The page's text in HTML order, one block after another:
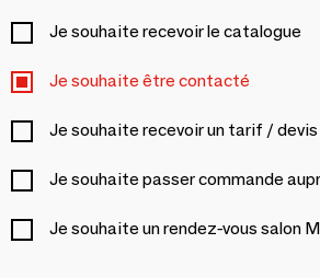
Je souhaite recevoir le catalogue
Je souhaite être contacté
Je souhaite recevoir un tarif / devis
Je souhaite passer commande
Je souhaite un rendez-vous salon